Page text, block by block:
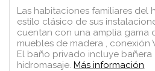
Las habitaciones familiares del
estilo clásico de sus
cuentan con una amplia gama
muebles de madera , conexión
El baño privado incluye bañera
hidromasaje.Más información